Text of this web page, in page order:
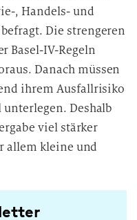
, Handels- und
Die strengeren
Basel-IV-Regeln
Danach müssen
ihrem Ausfallrisiko
Deshalb
viel stärker
allem kleine und